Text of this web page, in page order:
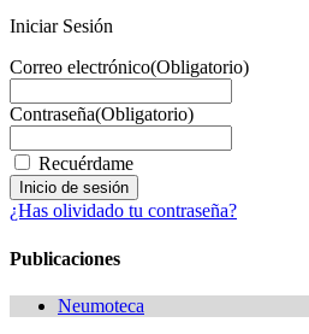
Iniciar Sesión
Correo electrónico(Obligatorio)
Contraseña(Obligatorio)
Recuérdame
¿Has olividado tu contraseña?
Publicaciones
Neumoteca